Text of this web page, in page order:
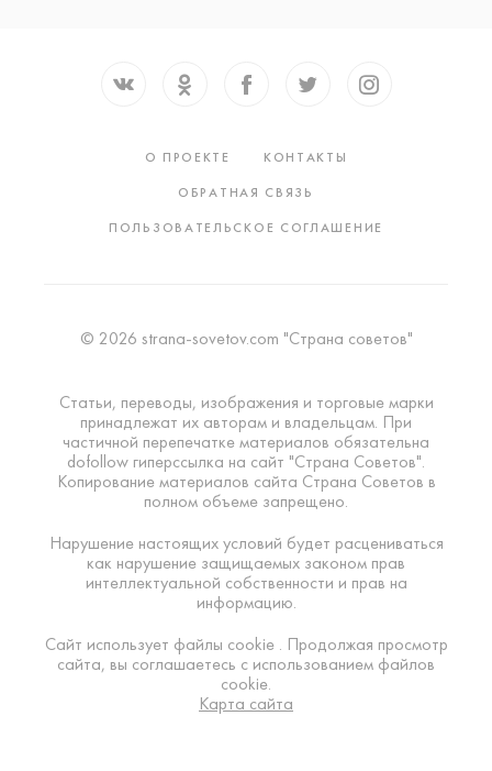
О ПРОЕКТЕ
КОНТАКТЫ
ОБРАТНАЯ СВЯЗЬ
ПОЛЬЗОВАТЕЛЬСКОЕ СОГЛАШЕНИЕ
© 2026 strana-sovetov.com "Страна советов"
Статьи, переводы, изображения и торговые марки
принадлежат их авторам и владельцам. При
частичной перепечатке материалов обязательна
dofollow гиперссылка на сайт "Страна Советов".
Копирование материалов сайта Страна Советов в
полном объеме запрещено.
Нарушение настоящих условий будет расцениваться
как нарушение защищаемых законом прав
интеллектуальной собственности и прав на
информацию.
Сайт использует файлы cookie . Продолжая просмотр
сайта, вы соглашаетесь с использованием файлов
cookie.
Карта сайта